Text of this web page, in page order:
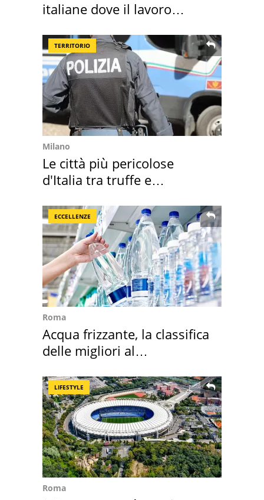
italiane dove il lavoro
TERRITORIO
Milano
Le città più pericolose
d'Italia tra truffe e
ECCELLENZE
Roma
Acqua frizzante, la classifica
delle migliori al
LIFESTYLE
Roma